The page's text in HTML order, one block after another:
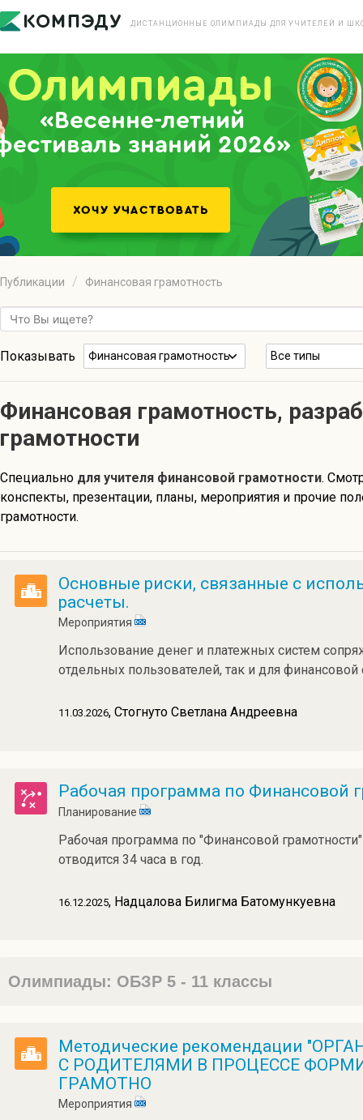
ДИСТАНЦИОННЫЕ ОЛИМПИАДЫ ДЛЯ УЧИТЕЛЕЙ И
«Весенне-летний
знаний 2026»
Публикации Финансовая грамотность
Показывать Финансовая грамотность Все типы
Финансовая грамотность,
грамотности
Специально для учителя финансовой грамотности.
конспекты, презентации, планы, мероприятия и прочие
грамотности.
Основные риски, связанные с
расчеты.
Мероприятия
Использование денег и платежных систем
отдельных пользователей, так и для
11.03.2026, Стогнуто Светлана Андреевна
Рабочая программа по Финансовой
Планирование
Рабочая программа по "Финансовой
отводится 34 часа в год.
16.12.2025, Надцалова Билигма Батомункуевна
Олимпиады: ОБЗР 5 - 11 классы
Методические рекомендации
С РОДИТЕЛЯМИ В ПРОЦЕССЕ
ГРАМОТНО
Мероприятия